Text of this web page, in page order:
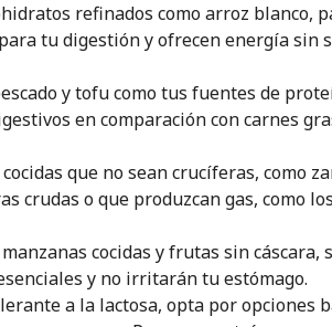
refinados como arroz blanco,
tu digestión y ofrecen energía sin
y tofu como tus fuentes de
en comparación con carnes
que no sean crucíferas, como
crudas o que produzcan gas, como
cocidas y frutas sin cáscara,
y no irritarán tu estómago.
a la lactosa, opta por opciones